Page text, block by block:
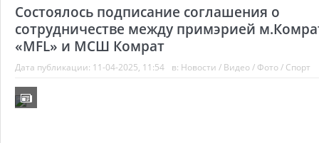
Состоялось подписание соглашения о
сотрудничестве между примэрией
«MFL» и МСШ Комрат
Дата публикации: 11-04-2025, 11:54 в: Новости / Видео/ Фото/ Спорт